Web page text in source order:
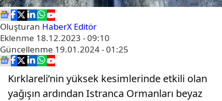
Oluşturan HaberX Editör
Eklenme 18.12.2023 - 09:10
Güncellenme 19.01.2024 - 01:25
Kırklareli’nin yüksek kesimlerinde etkili olan
yağışın ardından Istranca Ormanları beyaz